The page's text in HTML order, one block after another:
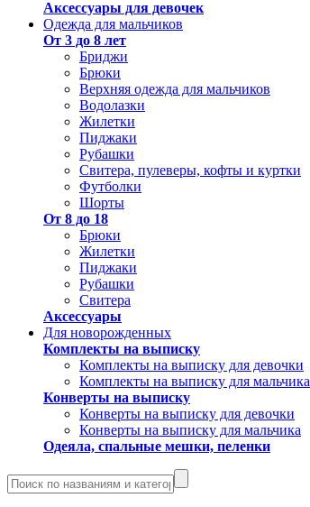
Аксессуары для девочек
Одежда для мальчиков
От 3 до 8 лет
Бриджи
Брюки
Верхняя одежда для мальчиков
Водолазки
Жилетки
Пиджаки
Рубашки
Свитера, пулеверы, кофты и куртки
Футболки
Шорты
От 8 до 18
Брюки
Жилетки
Пиджаки
Рубашки
Свитера
Аксессуары
Для новорожденных
Комплекты на выписку
Комплекты на выписку для девочки
Комплекты на выписку для мальчика
Конверты на выписку
Конверты на выписку для девочки
Конверты на выписку для мальчика
Одеяла, спальные мешки, пеленки